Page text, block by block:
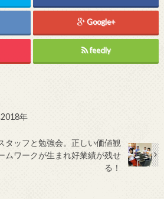
Google+
feedly
年
タッフと勉強会。正しい価値観
ムワークが生まれ好業績が残せ
る！